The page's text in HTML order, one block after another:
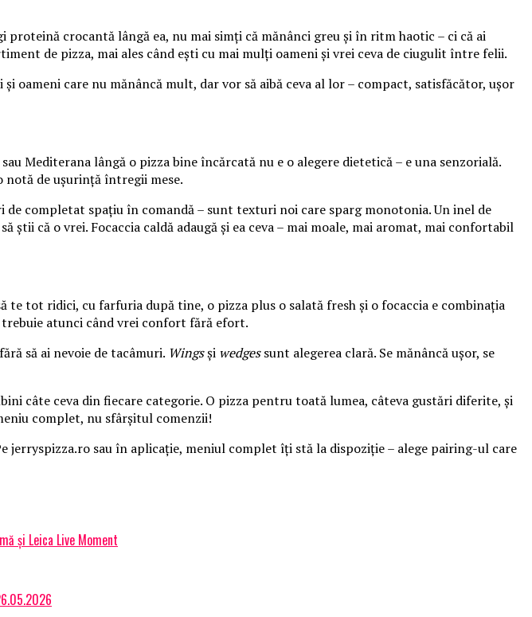
proteină crocantă lângă ea, nu mai simți că mănânci greu și în ritm haotic – ci că ai
de pizza, mai ales când ești cu mai mulți oameni și vrei ceva de ciugulit între felii.
care nu mănâncă mult, dar vor să aibă ceva al lor – compact, satisfăcător, ușor
Mediterana lângă o pizza bine încărcată nu e o alegere dietetică – e una senzorială.
notă de ușurință întregii mese.
completat spațiu în comandă – sunt texturi noi care sparg monotonia. Un inel de
că o vrei. Focaccia caldă adaugă și ea ceva – mai moale, mai aromat, mai confortabil
te tot ridici, cu farfuria după tine, o pizza plus o salată fresh și o focaccia e combinația
trebuie atunci când vrei confort fără efort.
să ai nevoie de tacâmuri. Wingsși wedgessunt alegerea clară. Se mănâncă ușor, se
câte ceva din fiecare categorie. O pizza pentru toată lumea, câteva gustări diferite, și
complet, nu sfârșitul comenzii!
sau în aplicație, meniul complet îți stă la dispoziție – alege pairing-ul care
și Leica Live Moment